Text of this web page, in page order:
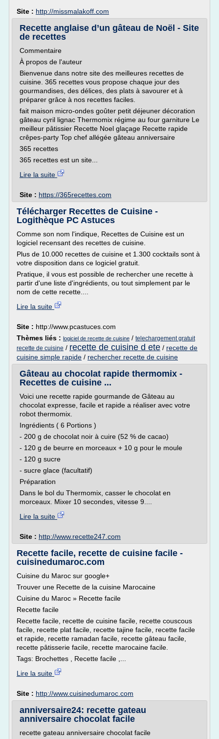
Site : http://missmalakoff.com
Recette anglaise d’un gâteau de Noël - Site
de recettes
Commentaire
À propos de l'auteur
Bienvenue dans notre site des meilleures recettes de
cuisine. 365 recettes vous propose chaque jour des
gourmandises, des délices, des plats à savourer et à
préparer grâce à nos recettes faciles.
fait maison micro-ondes goûter petit déjeuner décoration
gâteau cyril lignac Thermomix régime au four garniture Le
meilleur pâtissier Recette Noel glaçage Recette rapide
crêpes-party Top chef allégée gâteau anniversaire
365 recettes
365 recettes est un site...
Lire la suite
Site : https://365recettes.com
Télécharger Recettes de Cuisine -
Logithèque PC Astuces
Comme son nom l'indique, Recettes de Cuisine est un
logiciel recensant des recettes de cuisine.
Plus de 10.000 recettes de cuisine et 1.300 cocktails sont à
votre disposition dans ce logiciel gratuit.
Pratique, il vous est possible de rechercher une recette à
partir d'une liste d'ingrédients, ou tout simplement par le
nom de cette recette....
Lire la suite
Site : http://www.pcastuces.com
Thèmes liés : logiciel de recette de cuisine / telechargement gratuit
recette de cuisine / recette de cuisine d ete / recette de
cuisine simple rapide / rechercher recette de cuisine
Gâteau au chocolat rapide thermomix -
Recettes de cuisine ...
Voici une recette rapide gourmande de Gâteau au
chocolat expresse, facile et rapide a réaliser avec votre
robot thermomix.
Ingrédients ( 6 Portions )
- 200 g de chocolat noir à cuire (52 % de cacao)
- 120 g de beurre en morceaux + 10 g pour le moule
- 120 g sucre
- sucre glace (facultatif)
Préparation
Dans le bol du Thermomix, casser le chocolat en
morceaux. Mixer 10 secondes, vitesse 9....
Lire la suite
Site : http://www.recette247.com
Recette facile, recette de cuisine facile -
cuisinedumaroc.com
Cuisine du Maroc sur google+
Trouver une Recette de la cuisine Marocaine
Cuisine du Maroc » Recette facile
Recette facile
Recette facile, recette de cuisine facile, recette couscous
facile, recette plat facile, recette tajine facile, recette facile
et rapide, recette ramadan facile, recette gâteau facile,
recette pâtisserie facile, recette marocaine facile.
Tags: Brochettes , Recette facile ,...
Lire la suite
Site : http://www.cuisinedumaroc.com
anniversaire24: recette gateau
anniversaire chocolat facile
recette gateau anniversaire chocolat facile